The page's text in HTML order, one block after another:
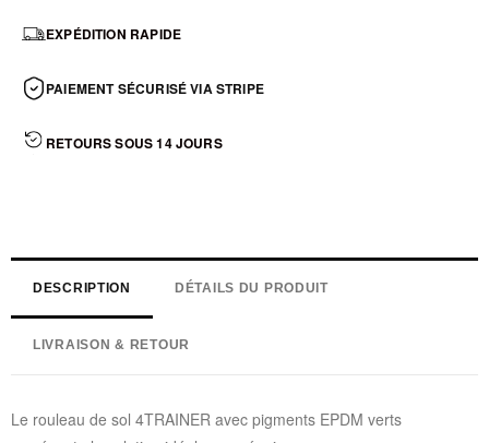
EXPÉDITION RAPIDE
PAIEMENT SÉCURISÉ VIA STRIPE
RETOURS SOUS 14 JOURS
DESCRIPTION DÉTAILS DU PRODUIT
LIVRAISON & RETOUR
Le rouleau de sol 4TRAINER avec pigments EPDM verts